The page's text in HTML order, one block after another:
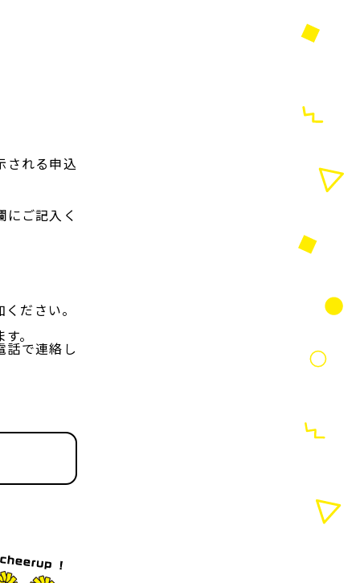
される申込
ご記入く
ださい。
。
話で連絡し